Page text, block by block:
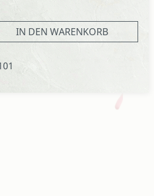
Gib den
IN DEN WARENKORB